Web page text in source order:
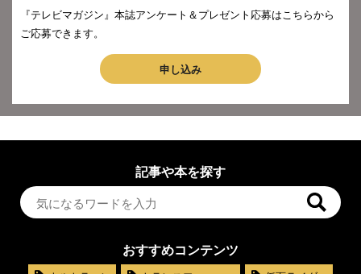
『テレビマガジン』本誌アンケート＆プレゼント応募はこちらから
ご応募できます。
申し込み
記事や本を探す
おすすめコンテンツ